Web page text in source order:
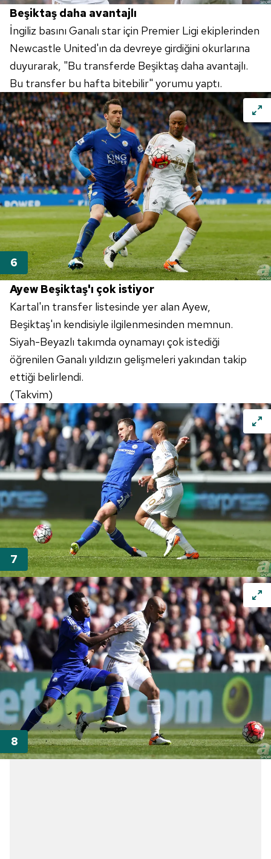
reklam/pazarlama faaliyetlerinin yapılması, amaçlarıyla
sınırlı olarak açık rızanız dahilinde kullanılacaktır.
Çerezlere ilişkin tercihlerinizi aşağıda yer alan panel
vasıtasıyla belirleyebilirsiniz. Çerezlere ilişkin detaylı bilgi
için Ayarlar butonuna tıklayabilir,Çerez Bilgilendirme
Metnimiziziyaret edebilirsiniz.
6698 sayılı Kişisel Verilerin Korunması Kanunu uyarınca
hazırlanmış Aydınlatma Metnimizi okumak ve sitemizde
ilgili mevzuata uygun olarak kullanılan çerezlerle ilgili bilgi
almak için lütfentıklayınız.
Beşiktaş daha avantajlı
İngiliz basını Ganalı star için Premier Ligi ekiplerinden
Newcastle United'ın da devreye girdiğini okurlarına
duyurarak, "Bu transferde Beşiktaş daha avantajlı.
Bu transfer bu hafta bitebilir" yorumu yaptı.
Ayew Beşiktaş'ı çok istiyor
Kartal'ın transfer listesinde yer alan Ayew,
Beşiktaş'ın kendisiyle ilgilenmesinden memnun.
Siyah-Beyazlı takımda oynamayı çok istediği
öğrenilen Ganalı yıldızın gelişmeleri yakından takip
ettiği belirlendi.
(Takvim)